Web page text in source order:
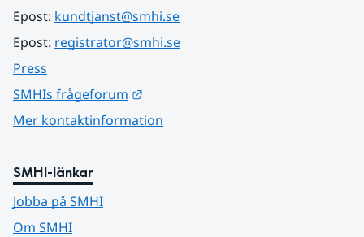
Epost: kundtjanst@smhi.se
Epost: registrator@smhi.se
Press
SMHIs frågeforum
Mer kontaktinformation
SMHI-länkar
Jobba på SMHI
Om SMHI